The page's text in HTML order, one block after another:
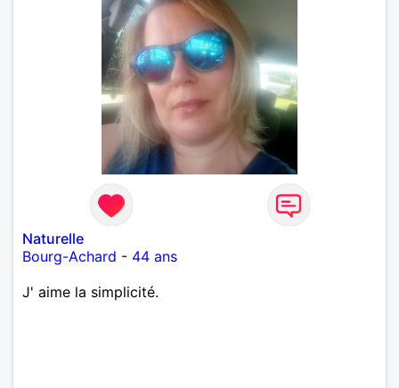
Naturelle
Bourg-Achard - 44 ans
J' aime la simplicité.